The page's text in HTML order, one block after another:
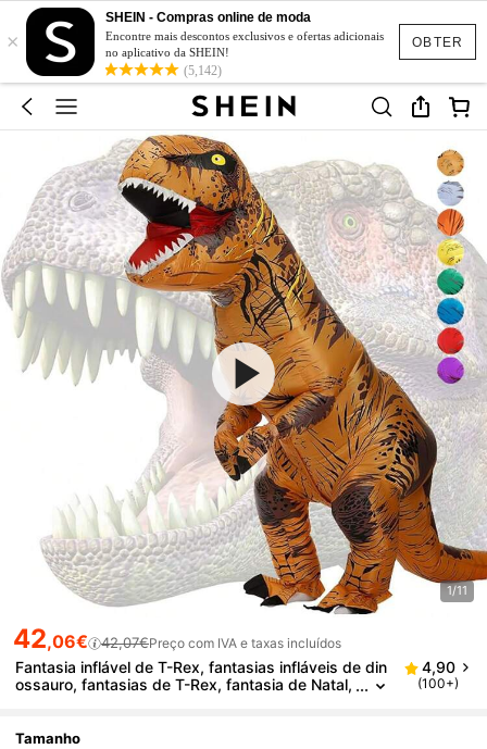
OBTER
×
SHEIN - Compras online de moda
Encontre mais descontos exclusivos e ofertas adicionais
no aplicativo da SHEIN!
(5,142)
1/11
42,06€ 42,07€Preço com IVA e taxas incluídos
Fantasia inflável de T-Rex, fantasias infláveis de din
ossauro, fantasias de T-Rex, fantasia de Natal,
4,90
(100+)
Tamanho